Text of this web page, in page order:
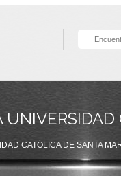
CATÓLICA DE SANTA